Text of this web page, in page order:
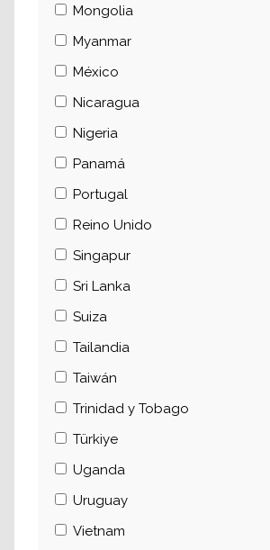
Mongolia
Myanmar
México
Nicaragua
Nigeria
Panamá
Portugal
Reino Unido
Singapur
Sri Lanka
Suiza
Tailandia
Taiwán
Trinidad y Tobago
Türkiye
Uganda
Uruguay
Vietnam